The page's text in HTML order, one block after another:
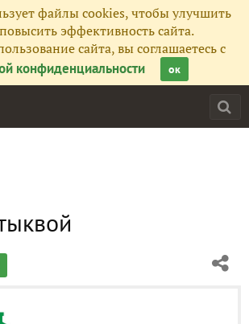
файлы cookies, чтобы улучшить
эффективность сайта.
сайта, вы соглашаетесь с
конфиденциальности
ок